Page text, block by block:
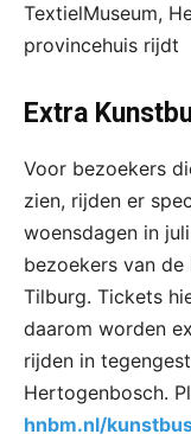
TextielMuseum,
provincehuis rijdt
Extra
Voor bezoekers
zien, rijden er
woensdagen in
bezoekers van de
Tilburg. Tickets
daarom worden
rijden in
Hertogenbosch.
hnbm.nl/